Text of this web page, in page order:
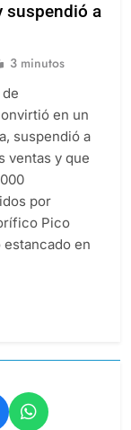
suspendió a
3 minutos
en un
suspendió a
ventas y que
por
Pico
en